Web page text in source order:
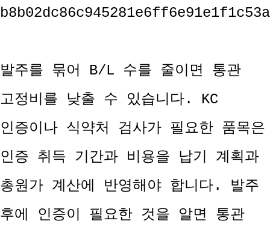
발주를 묶어 B/L 수를 줄이면 통관
고정비를 낮출 수 있습니다. KC
인증이나 식약처 검사가 필요한 품목은
인증 취득 기간과 비용을 납기 계획과
총원가 계산에 반영해야 합니다. 발주
후에 인증이 필요한 것을 알면 통관